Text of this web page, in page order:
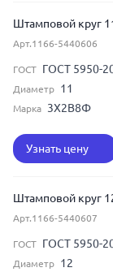
Штамповой круг
Арт.1166-5440606
ГОСТ ГОСТ 5950-
Диаметр 11
Марка 3Х2В8Ф
Узнать цену
Штамповой круг
Арт.1166-5440607
ГОСТ ГОСТ 5950-
Диаметр 12